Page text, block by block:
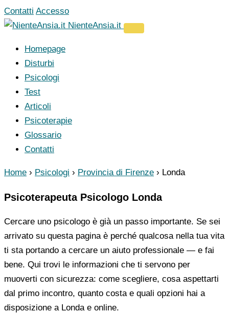
Vai
al
Contatti Accesso
NienteAnsia.it
Homepage
Disturbi
Psicologi
Test
Articoli
Psicoterapie
Glossario
Contatti
Home › Psicologi › Provincia di Firenze › Londa
Psicoterapeuta Psicologo Londa
Cercare uno psicologo è già un passo importante. Se sei
arrivato su questa pagina è perché qualcosa nella tua vita
ti sta portando a cercare un aiuto professionale — e fai
bene. Qui trovi le informazioni che ti servono per
muoverti con sicurezza: come scegliere, cosa aspettarti
dal primo incontro, quanto costa e quali opzioni hai a
disposizione a Londa e online.